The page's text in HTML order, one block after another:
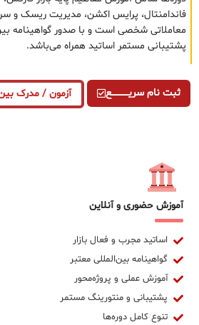
فاندامنتال، پرایس اکشن، مدیریت ریسک و
معاملاتی شخصی است و با صدور گواهینامه
پشتیبانی مستمر اساتید همراه می‌باشد.
ثبت نام سریــــــــــــع آزمون / مدرک
آموزش حضوری و آنلاین
اساتید مجرب و فعال بازار
گواهینامه بین‌المللی معتبر
آموزش عملی و پروژه‌محور
پشتیبانی و منتورینگ مستمر
تنوع کامل دوره‌ها